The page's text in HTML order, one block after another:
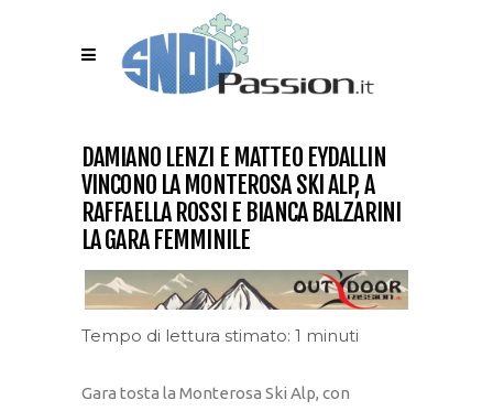
DAMIANO LENZI E MATTEO EYDALLIN
VINCONO LA MONTEROSA SKI ALP, A
RAFFAELLA ROSSI E BIANCA BALZARINI
LA GARA FEMMINILE
Tempo di lettura stimato: 1 minuti
Gara tosta la Monterosa Ski Alp, con